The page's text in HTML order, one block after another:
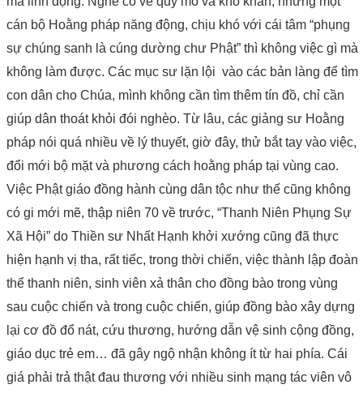
cán bộ Hoằng pháp năng động, chịu khó với cái tâm “phụng
sự chúng sanh là cúng dường chư Phật” thì không việc gì mà
không làm được. Các mục sư lặn lội vào các bản làng để tìm
con dân cho Chúa, mình không cần tìm thêm tín đồ, chỉ cần
giúp dân thoát khỏi đói nghèo. Từ lâu, các giảng sư Hoằng
pháp nói quá nhiều về lý thuyết, giờ đây, thử bắt tay vào việc,
đổi mới bộ mặt và phương cách hoằng pháp tại vùng cao.
Việc Phật giáo đồng hành cùng dân tộc như thế cũng không
có gi mới mẽ, thập niên 70 về trước, “Thanh Niên Phụng Sự
Xã Hội” do Thiền sư Nhất Hạnh khởi xướng cũng đã thực
hiện hạnh vị tha, rất tiếc, trong thời chiến, việc thành lập đoàn
thể thanh niên, sinh viên xả thân cho đồng bào trong vùng
sau cuộc chiến và trong cuộc chiến, giúp đồng bào xây dựng
lại cơ đồ đổ nát, cứu thương, hướng dẫn vệ sinh cộng đồng,
giáo dục trẻ em… đã gây ngộ nhận không ít từ hai phía. Cái
giá phải trả thật đau thương với nhiều sinh mạng tác viên vô